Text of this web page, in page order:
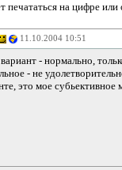
печататься на цифре или
11.10.2004 10:51
- нормально,
- не
это мое субьективное